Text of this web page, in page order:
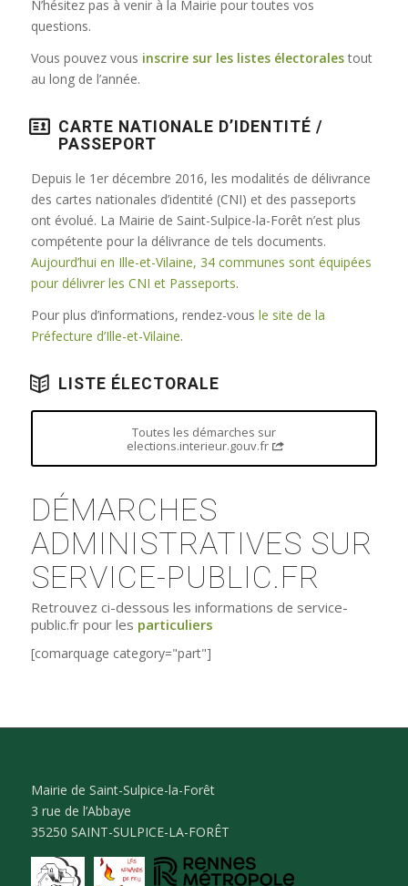
N’hésitez pas à venir à la Mairie pour toutes vos
questions.
Vous pouvez vous inscrire sur les listes électoralestout
au long de l’année.
CARTE NATIONALE D’IDENTITÉ /
PASSEPORT
Depuis le 1er décembre 2016, les modalités de délivrance
des cartes nationales d’identité (CNI) et des passeports
ont évolué. La Mairie de Saint-Sulpice-la-Forêt n’est plus
compétente pour la délivrance de tels documents.
Aujourd’hui en Ille-et-Vilaine, 34 communes sont équipées
pour délivrer les CNI et Passeports.
Pour plus d’informations, rendez-vous le site de la
Préfecture d’Ille-et-Vilaine.
LISTE ÉLECTORALE
Toutes les démarches sur
elections.interieur.gouv.fr
DÉMARCHES
ADMINISTRATIVES SUR
SERVICE-PUBLIC.FR
Retrouvez ci-dessous les informations de service-
public.fr pour les particuliers
[comarquage category="part"]
Mairie de Saint-Sulpice-la-Forêt
3 rue de l’Abbaye
35250 SAINT-SULPICE-LA-FORÊT